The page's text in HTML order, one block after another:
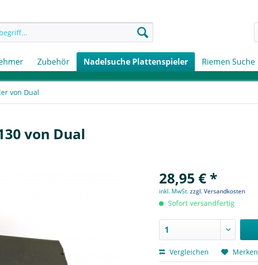
Zubehör Nadelsuche Plattenspieler Riemen Suche
von Dual
von Dual
28,95 € *
inkl. MwSt.zzgl. Versandkosten
Sofort versandfertig
Vergleichen Merken